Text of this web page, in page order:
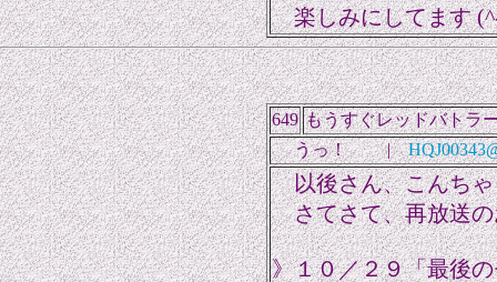
楽しみにしてます
649 もうすぐレッドバトラ
うっ！ |
以後さん、こんち
さてさて、再放送の
》１０／２９「最後